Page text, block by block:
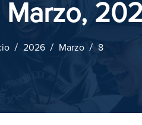
Marzo,
2026 Marzo 8